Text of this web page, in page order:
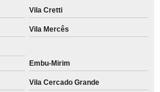
Vila Cretti
Vila Mercês
Embu-Mirim
Vila Cercado Grande